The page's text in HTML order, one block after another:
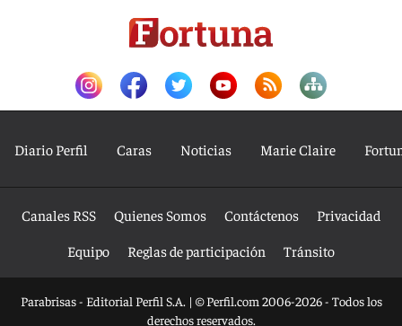
Diario Perfil Caras Noticias Marie Claire
Canales RSS Quienes Somos Contáctenos
Privacidad
Equipo
Reglas de participación Tránsito
Parabrisas - Editorial Perfil S.A. | © Perfil.com 2006-2026 - Todos los
derechos reservados.